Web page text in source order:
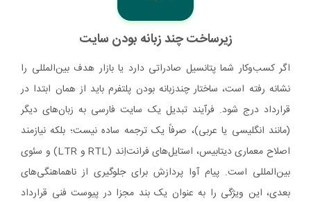
زیرساخت چند زبانه بودن سایت
اگر کسب‌وکار شما پتانسیل صادراتی دارد یا بازار هدف بین‌المللی را
نشانه رفته است، ساختار چندزبانه بودن پلتفرم باید از همان ابتدا در
قرارداد درج شود. فرآیند تبدیل یک سایت فارسی به زبان‌های دیگر
(مانند انگلیسی یا عربی)، صرفاً یک ترجمه ساده نیست؛ بلکه نیازمند
اصلاح معماری دیتابیس، استایل‌های فرانت‌اِند (RTL و LTR) و سئوی
بین‌المللی است. پیام آوا پردازش برای جلوگیری از ناهماهنگی‌های
بعدی، این ویژگی را به عنوان یک بند مجزا در پیوست فنی قرارداد